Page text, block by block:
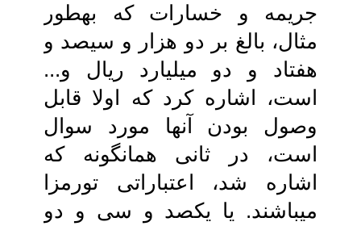
جریمه و خسارات که به‏طور
مثال، بالغ بر دو هزار و سیصد و
هفتاد و دو میلیارد ریال و...
است، اشاره کرد که اولا قابل
وصول بودن‏ آنها مورد سوال
است، در ثانی همانگونه که‏
اشاره شد، اعتباراتی تورم‏زا
می‏باشند. یا یکصد و سی و دو